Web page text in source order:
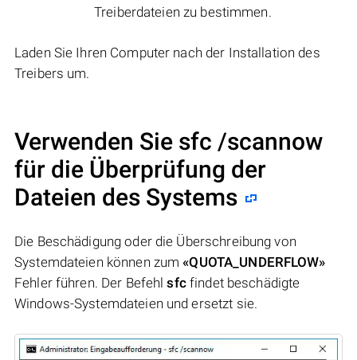
Treiberdateien zu bestimmen.
Laden Sie Ihren Computer nach der Installation des
Treibers um.
Verwenden Sie sfc /scannow
für die Überprüfung der
Dateien des Systems
Die Beschädigung oder die Überschreibung von
Systemdateien können zum«QUOTA_UNDERFLOW»
Fehler führen. Der Befehlsfcfindet beschädigte
Windows-Systemdateien und ersetzt sie.